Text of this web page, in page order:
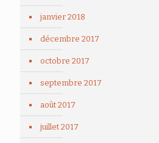
janvier 2018
décembre 2017
octobre 2017
septembre 2017
août 2017
juillet 2017